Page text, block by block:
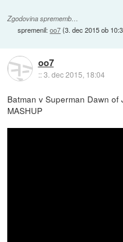
Zgodovina sprememb…
spremenil:oo7(3. dec 2015 ob
oo7
::3. dec 2015, 18:04
Batman v Superman Dawn of
MASHUP